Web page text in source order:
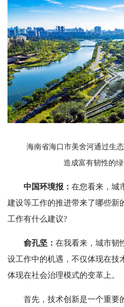
海南省海口市美舍河通过生
造成富有韧性的
中国环境报： 在您看来，城
建设等工作的推进带来了哪些新
工作有什么建议?
俞孔坚： 在我看来，城市韧
设工作中的机遇，不仅体现在技
体现在社会治理模式的变革上。
首先，技术创新是一个重要